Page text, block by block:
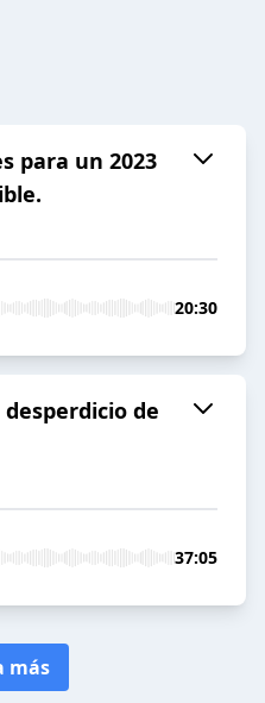
para un 2023
20:30
de
37:05
más